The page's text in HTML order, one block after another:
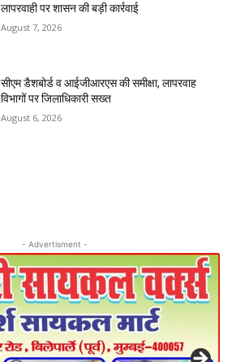
लापरवाही पर शासन की बड़ी कार्रवाई
August 7, 2026
सीएम डैशबोर्ड व आईजीआरएस की समीक्षा, लापरवाह
विभागों पर जिलाधिकारी सख्त
August 6, 2026
- Advertisment -